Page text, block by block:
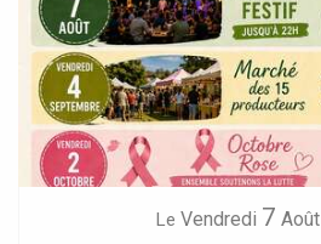
Le Vendredi 7 Août